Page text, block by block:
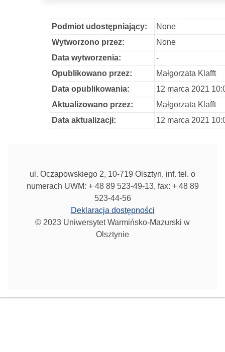
Podmiot udostępniający:
None
Wytworzono przez:
None
Data wytworzenia:
-
Opublikowano przez:
Małgorzata Klafft
Data opublikowania:
12 marca 2021
Aktualizowano przez:
Małgorzata Klafft
Data aktualizacji:
12 marca 2021
ul. Oczapowskiego 2, 10-719 Olsztyn, inf. tel. o
numerach UWM: + 48 89 523-49-13, fax: + 48 89
523-44-56
Deklaracja dostępności
© 2023 Uniwersytet Warmińsko-Mazurski w
Olsztynie